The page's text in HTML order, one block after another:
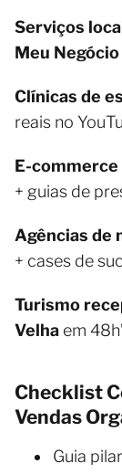
Serviços
Meu Negócio
Clínicas de
reais no
E-
+ guias de
Agências de
+ cases de
Turismo
Velha em
Checklist
Vendas
Guia